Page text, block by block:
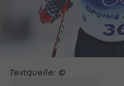
Textquelle: ©